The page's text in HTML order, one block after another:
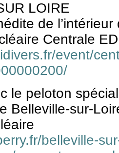
LOIRE
de
Centrale
event/
le peloton
Belleville-sur-
belleville-